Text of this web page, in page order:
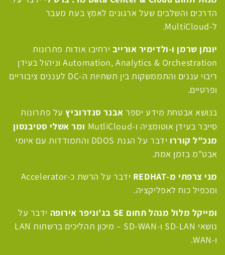
הדרכים והשלבים שעל ארגונים לאמץ בעת מעבר
ל-MultiCloud
.
יונתן שרמן ו-ולדימיר אורייב ירחיבו אודות פתרונות
Automation, Analytics & Orchestrationוניהול בעידן
ריבוי עננים והתממשקות בין תשתיות ה-DC לעננים ציבוריים
ופרטיים.
בנושא אבטחת מידע יספר אבנר סנדרוביץ על פתרונות
סייבר בעידן אוטומציה ו-MutliCloud ומר אשלי סטיבנסון
מנכ"ל קוררו ידבר על הגנת DDOS והתמודדות עם איומי
אבט"מ בזמן אמת.
מני צרפתי מ-REDHAT ידבר על הרשת כ-Accelerator
ומכפיל כוח לאפליקציה.
ומייקל מלול מנהל תחום SE בג'וניפר אירופה ידבר על
נושאי SD-LAN ו-SD-WAN – מיכון תהליכים ברשתות LAN
ו-WAN
.